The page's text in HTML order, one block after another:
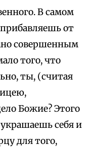
В самом
от
совершенным
того, что
ты, (считая
Божие? Этого
себя и
для того,